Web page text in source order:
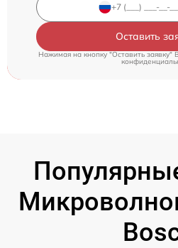
Оставить
Нажимая на кнопку "Оставить заявку"